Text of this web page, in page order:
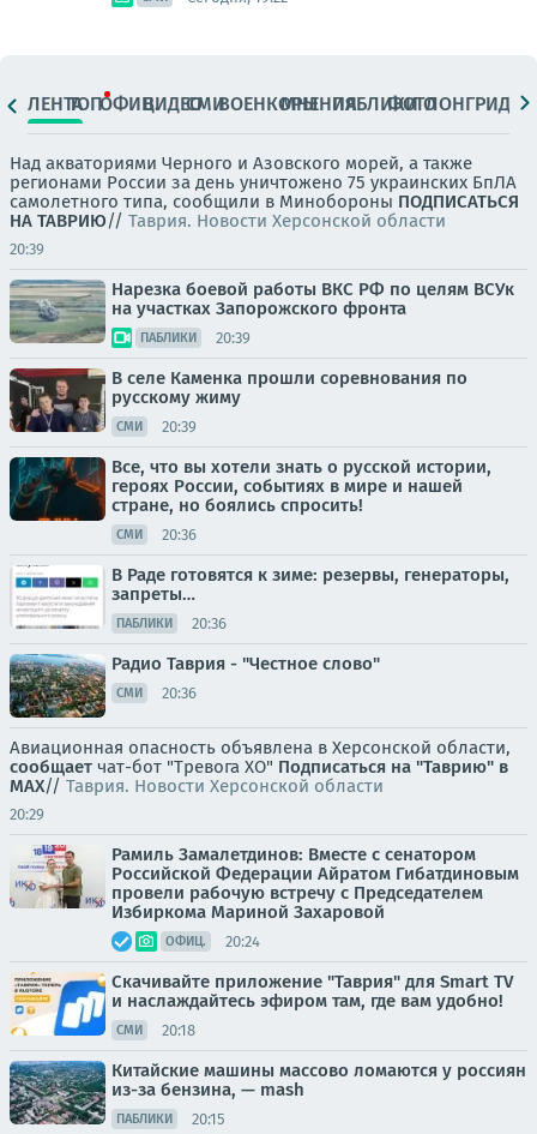
ЛЕНТАТОПОФИЦ.ВИДЕОСМИВОЕНКОРЫМНЕНИЯПАБЛИКИ
ФОТОЛОНГРИДЫ
Над акваториями Черного и Азовского морей, а также
регионами России за день уничтожено 75 украинских БпЛА
самолетного типа, сообщили в Минобороны ПОДПИСАТЬСЯ
НА ТАВРИЮ// Таврия. Новости Херсонской области
20:39
Нарезка боевой работы ВКС РФ по целям ВСУк
на участках Запорожского фронта
ПАБЛИКИ 20:39
В селе Каменка прошли соревнования по
русскому жиму
СМИ 20:39
Все, что вы хотели знать о русской истории,
героях России, событиях в мире и нашей
стране, но боялись спросить!
СМИ 20:36
В Раде готовятся к зиме: резервы, генераторы,
запреты…
ПАБЛИКИ 20:36
Радио Таврия - "Честное слово"
СМИ 20:36
Авиационная опасность объявлена в Херсонской области,
сообщает чат-бот "Тревога ХО" Подписаться на "Таврию" в
MAX// Таврия. Новости Херсонской области
20:29
Рамиль Замалетдинов: Вместе с сенатором
Российской Федерации Айратом Гибатдиновым
провели рабочую встречу с Председателем
Избиркома Мариной Захаровой
ОФИЦ. 20:24
Скачивайте приложение "Таврия" для Smart TV
и наслаждайтесь эфиром там, где вам удобно!
СМИ 20:18
Китайские машины массово ломаются у россиян
из-за бензина, — mash
ПАБЛИКИ 20:15